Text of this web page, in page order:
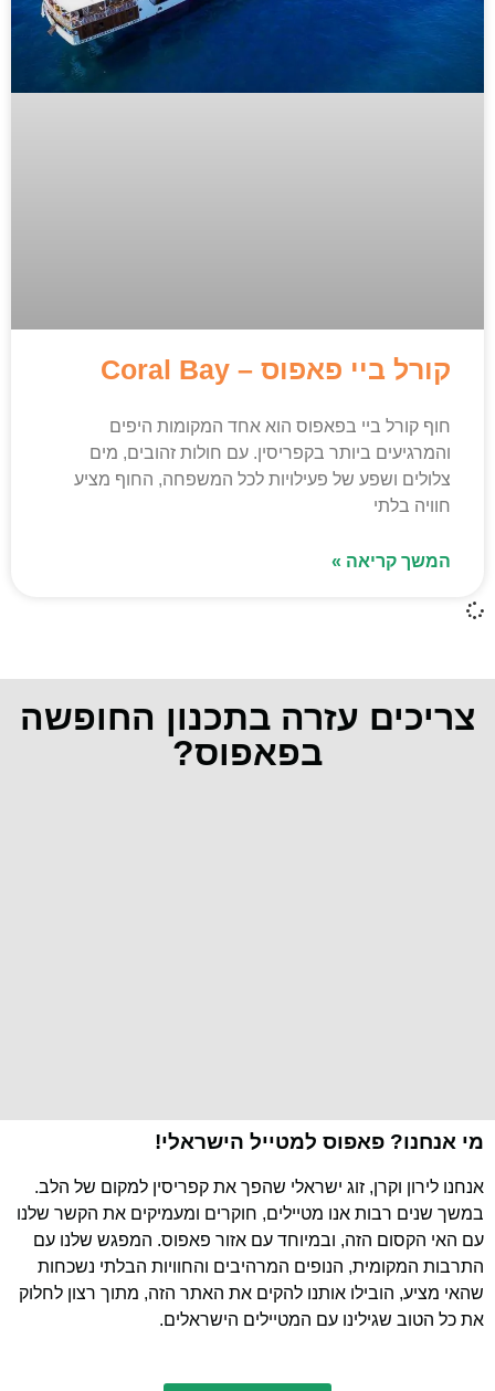
קורל ביי פאפוס – Coral Bay
חוף קורל ביי בפאפוס הוא אחד המקומות היפים
והמרגיעים ביותר בקפריסין. עם חולות זהובים, מים
צלולים ושפע של פעילויות לכל המשפחה, החוף מציע
חוויה בלתי
המשך קריאה »
צריכים עזרה בתכנון החופשה
בפאפוס?
מי אנחנו? פאפוס למטייל הישראלי!
אנחנו לירון וקרן, זוג ישראלי שהפך את קפריסין למקום של הלב.
במשך שנים רבות אנו מטיילים, חוקרים ומעמיקים את הקשר שלנו
עם האי הקסום הזה, ובמיוחד עם אזור פאפוס. המפגש שלנו עם
התרבות המקומית, הנופים המרהיבים והחוויות הבלתי נשכחות
שהאי מציע, הובילו אותנו להקים את האתר הזה, מתוך רצון לחלוק
את כל הטוב שגילינו עם המטיילים הישראלים.